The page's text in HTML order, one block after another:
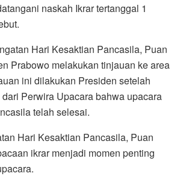
naskah Ikrar tertanggal 1
Hari Kesaktian Pancasila, Puan
Prabowo melakukan tinjauan ke area
ini dilakukan Presiden setelah
Perwira Upacara bahwa upacara
telah selesai.
Hari Kesaktian Pancasila, Puan
ikrar menjadi momen penting